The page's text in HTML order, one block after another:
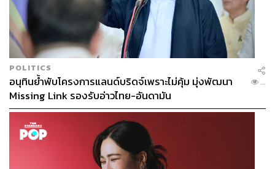
POLITICS
อนุทินย้ำพับโครงการแลนด์บริดจ์เพราะไม่คุ้ม มุ่งพัฒนา
Missing Link รองรับอ่าวไทย-อันดามัน
...